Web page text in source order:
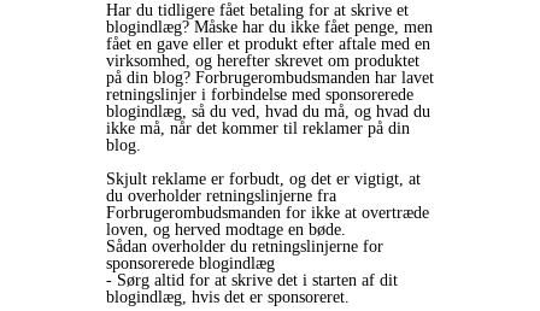
Har du tidligere fået betaling for at skrive et
blogindlæg? Måske har du ikke fået penge, men
fået en gave eller et produkt efter aftale med en
virksomhed, og herefter skrevet om produktet
på din blog? Forbrugerombudsmanden har lavet
retningslinjer i forbindelse med sponsorerede
blogindlæg, så du ved, hvad du må, og hvad du
ikke må, når det kommer til reklamer på din
blog.
Skjult reklame er forbudt, og det er vigtigt, at
du overholder retningslinjerne fra
Forbrugerombudsmanden for ikke at overtræde
loven, og herved modtage en bøde.
Sådan overholder du retningslinjerne for
sponsorerede blogindlæg
- Sørg altid for at skrive det i starten af dit
blogindlæg, hvis det er sponsoreret.